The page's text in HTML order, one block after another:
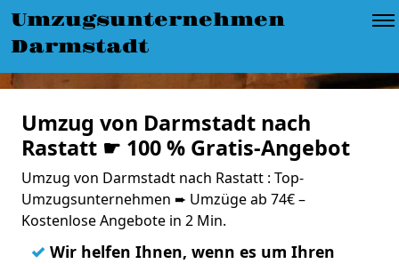
Umzugsunternehmen
Darmstadt
Umzug von Darmstadt nach
Rastatt ☛ 100 % Gratis-Angebot
Umzug von Darmstadt nach Rastatt : Top-
Umzugsunternehmen ➨ Umzüge ab 74€ –
Kostenlose Angebote in 2 Min.
✓ Wir helfen Ihnen, wenn es um Ihren